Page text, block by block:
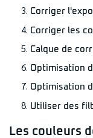
Corriger
Corriger les
Calque de
Optimisation
Optimisation
Utiliser des
Les couleurs